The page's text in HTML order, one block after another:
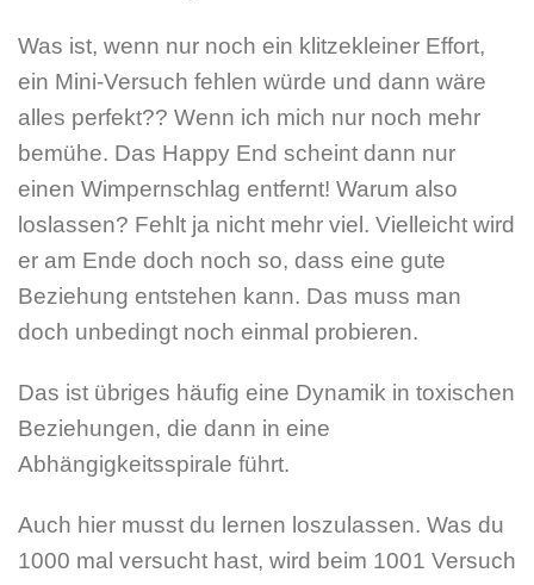
Was ist, wenn nur noch ein klitzekleiner Effort,
ein Mini-Versuch fehlen würde und dann wäre
alles perfekt?? Wenn ich mich nur noch mehr
bemühe. Das Happy End scheint dann nur
einen Wimpernschlag entfernt! Warum also
loslassen? Fehlt ja nicht mehr viel. Vielleicht wird
er am Ende doch noch so, dass eine gute
Beziehung entstehen kann. Das muss man
doch unbedingt noch einmal probieren.
Das ist übriges häufig eine Dynamik in toxischen
Beziehungen, die dann in eine
Abhängigkeitsspirale führt.
Auch hier musst du lernen loszulassen. Was du
1000 mal versucht hast, wird beim 1001 Versuch